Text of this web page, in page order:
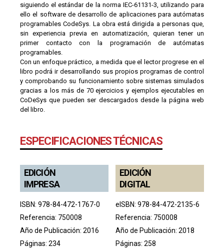
siguiendo el estándar de la norma IEC-61131-3, utilizando para
ello el software de desarrollo de aplicaciones para autómatas
programables CodeSys. La obra está dirigida a personas que,
sin experiencia previa en automatización, quieran tener un
primer contacto con la programación de autómatas
programables.
Con un enfoque práctico, a medida que el lector progrese en el
libro podrá ir desarrollando sus propios programas de control
y comprobando su funcionamiento sobre sistemas simulados
gracias a los más de 70 ejercicios y ejemplos ejecutables en
CoDeSys que pueden ser descargados desde la página web
del libro.
ESPECIFICACIONES TÉCNICAS
EDICIÓN
IMPRESA
ISBN: 978-84-472-1767-0
Referencia: 750008
Año de Publicación: 2016
Páginas: 234
EDICIÓN
DIGITAL
eISBN: 978-84-472-2135-6
Referencia: 750008
Año de Publicación: 2018
Páginas: 258